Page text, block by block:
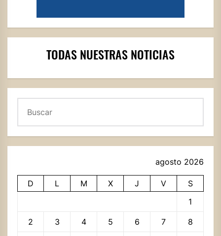
TODAS NUESTRAS NOTICIAS
agosto 2026
D L M X J V
S
1
2 3 4 5 6 7 8